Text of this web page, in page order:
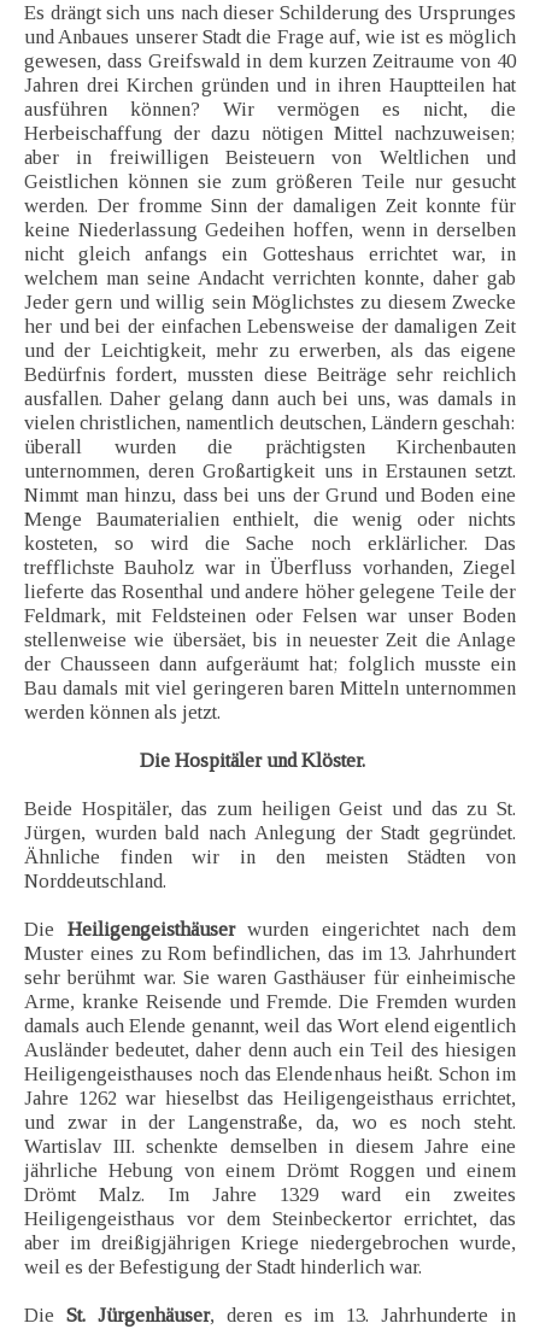
Es drängt sich uns nach dieser Schilderung des Ursprunges
und Anbaues unserer Stadt die Frage auf, wie ist es möglich
gewesen, dass Greifswald in dem kurzen Zeitraume von 40
Jahren drei Kirchen gründen und in ihren Hauptteilen hat
ausführen können? Wir vermögen es nicht, die
Herbeischaffung der dazu nötigen Mittel nachzuweisen;
aber in freiwilligen Beisteuern von Weltlichen und
Geistlichen können sie zum größeren Teile nur gesucht
werden. Der fromme Sinn der damaligen Zeit konnte für
keine Niederlassung Gedeihen hoffen, wenn in derselben
nicht gleich anfangs ein Gotteshaus errichtet war, in
welchem man seine Andacht verrichten konnte, daher gab
Jeder gern und willig sein Möglichstes zu diesem Zwecke
her und bei der einfachen Lebensweise der damaligen Zeit
und der Leichtigkeit, mehr zu erwerben, als das eigene
Bedürfnis fordert, mussten diese Beiträge sehr reichlich
ausfallen. Daher gelang dann auch bei uns, was damals in
vielen christlichen, namentlich deutschen, Ländern geschah:
überall wurden die prächtigsten Kirchenbauten
unternommen, deren Großartigkeit uns in Erstaunen setzt.
Nimmt man hinzu, dass bei uns der Grund und Boden eine
Menge Baumaterialien enthielt, die wenig oder nichts
kosteten, so wird die Sache noch erklärlicher. Das
trefflichste Bauholz war in Überfluss vorhanden, Ziegel
lieferte das Rosenthal und andere höher gelegene Teile der
Feldmark, mit Feldsteinen oder Felsen war unser Boden
stellenweise wie übersäet, bis in neuester Zeit die Anlage
der Chausseen dann aufgeräumt hat; folglich musste ein
Bau damals mit viel geringeren baren Mitteln unternommen
werden können als jetzt.
Die Hospitäler und Klöster.
Beide Hospitäler, das zum heiligen Geist und das zu St.
Jürgen, wurden bald nach Anlegung der Stadt gegründet.
Ähnliche finden wir in den meisten Städten von
Norddeutschland.
Die Heiligengeisthäuserwurden eingerichtet nach dem
Muster eines zu Rom befindlichen, das im 13. Jahrhundert
sehr berühmt war. Sie waren Gasthäuser für einheimische
Arme, kranke Reisende und Fremde. Die Fremden wurden
damals auch Elende genannt, weil das Wort elend eigentlich
Ausländer bedeutet, daher denn auch ein Teil des hiesigen
Heiligengeisthauses noch das Elendenhaus heißt. Schon im
Jahre 1262 war hieselbst das Heiligengeisthaus errichtet,
und zwar in der Langenstraße, da, wo es noch steht.
Wartislav III. schenkte demselben in diesem Jahre eine
jährliche Hebung von einem Drömt Roggen und einem
Drömt Malz. Im Jahre 1329 ward ein zweites
Heiligengeisthaus vor dem Steinbeckertor errichtet, das
aber im dreißigjährigen Kriege niedergebrochen wurde,
weil es der Befestigung der Stadt hinderlich war.
Die St. Jürgenhäuser, deren es im 13. Jahrhunderte in